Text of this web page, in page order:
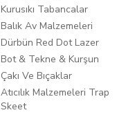
Kurusıkı Tabancalar
Balık Av Malzemeleri
Dürbün Red Dot Lazer
Bot & Tekne & Kurşun
Çakı Ve Bıçaklar
Atıcılık Malzemeleri Trap
Skeet